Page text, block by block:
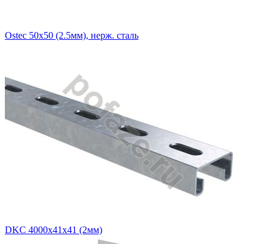
Ostec 50х50 (2.5мм), нерж. сталь
DKC 4000х41х41 (2мм)